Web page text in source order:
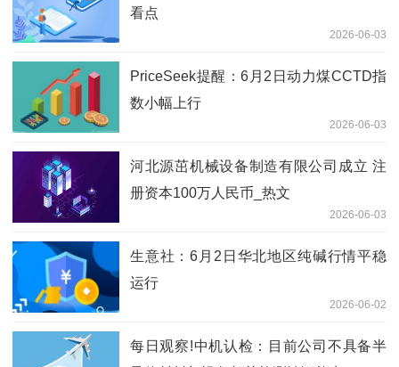
看点
2026-06-03
PriceSeek提醒：6月2日动力煤CCTD指
数小幅上行
2026-06-03
河北源茁机械设备制造有限公司成立 注
册资本100万人民币_热文
2026-06-03
生意社：6月2日华北地区纯碱行情平稳
运行
2026-06-02
每日观察!中机认检：目前公司不具备半